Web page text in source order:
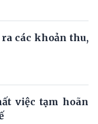
các khoản thu,
việc tạm hoãn